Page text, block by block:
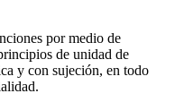
por medio de
de unidad de
y con sujeción, en todo